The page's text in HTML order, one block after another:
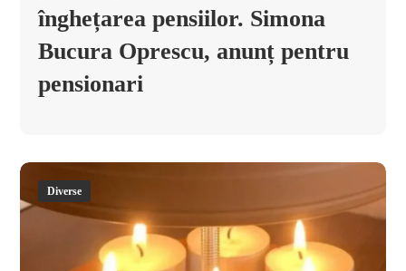
înghețarea pensiilor. Simona
Bucura Oprescu, anunț pentru
pensionari
Diverse